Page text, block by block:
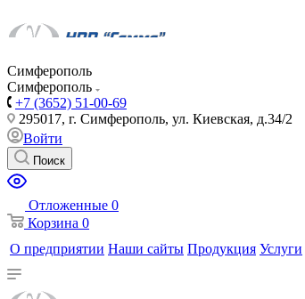
Симферополь
Симферополь
+7 (3652) 51-00-69
295017, г. Симферополь, ул. Киевская, д.34/2
Войти
Поиск
Отложенные 0
Корзина 0
О предприятии Наши сайты Продукция Услуги